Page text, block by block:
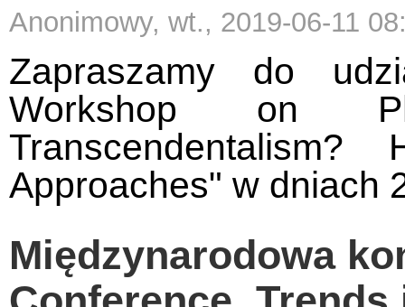
Anonimowy, wt., 2019-06-11
Zapraszamy do
Workshop on
Approaches" w dniach
Międzynarodowa